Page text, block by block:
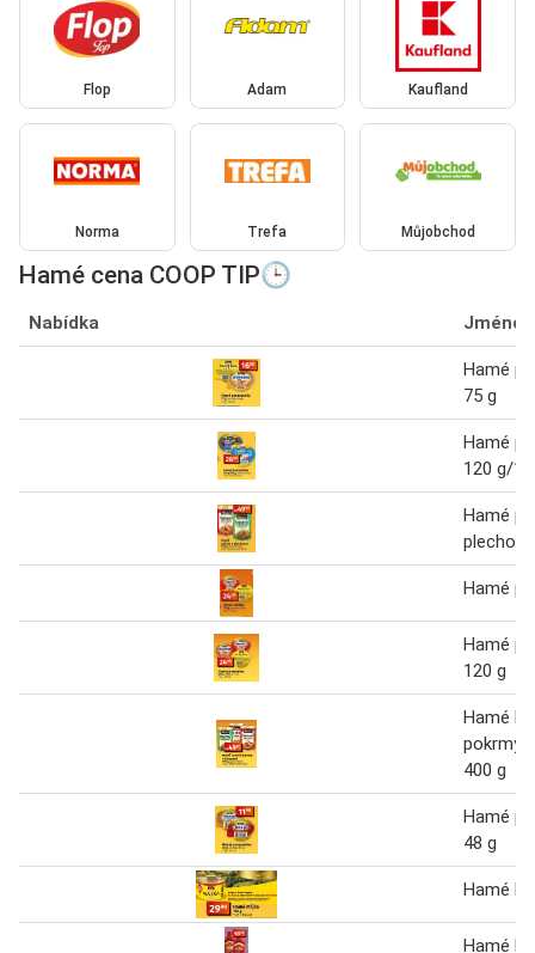
Flop Adam Kaufland
Norma Trefa Můjobchod
Hamé cena COOP TIP🕒
Nabídka Jméno
Hamé
75 g
Hamé
120 g/
Hamé
Hamé
Hamé
120 g
Hamé
pokrmy
400 g
Hamé
48 g
Hamé
Hamé